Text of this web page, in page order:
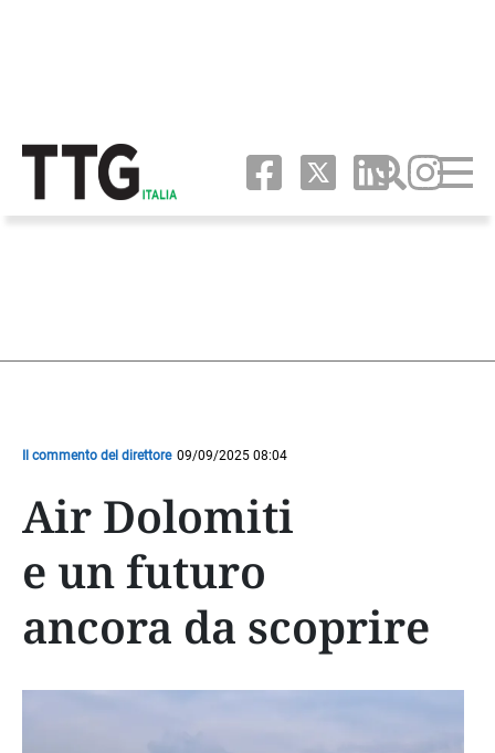
Il commento del direttore 09/09/2025 08:04
Air Dolomiti
e un futuro
ancora da scoprire